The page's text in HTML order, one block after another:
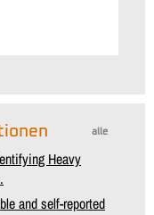
alle
Heavy
and self-reported